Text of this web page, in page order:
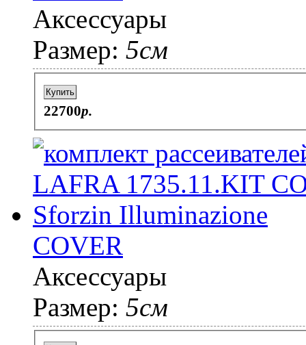
Аксессуары
Размер: 5см
Купить
22700p.
COVER
Аксессуары
Размер: 5см